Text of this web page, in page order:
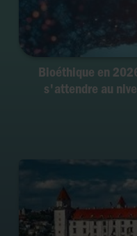
Bioéthique en
s'attendre au